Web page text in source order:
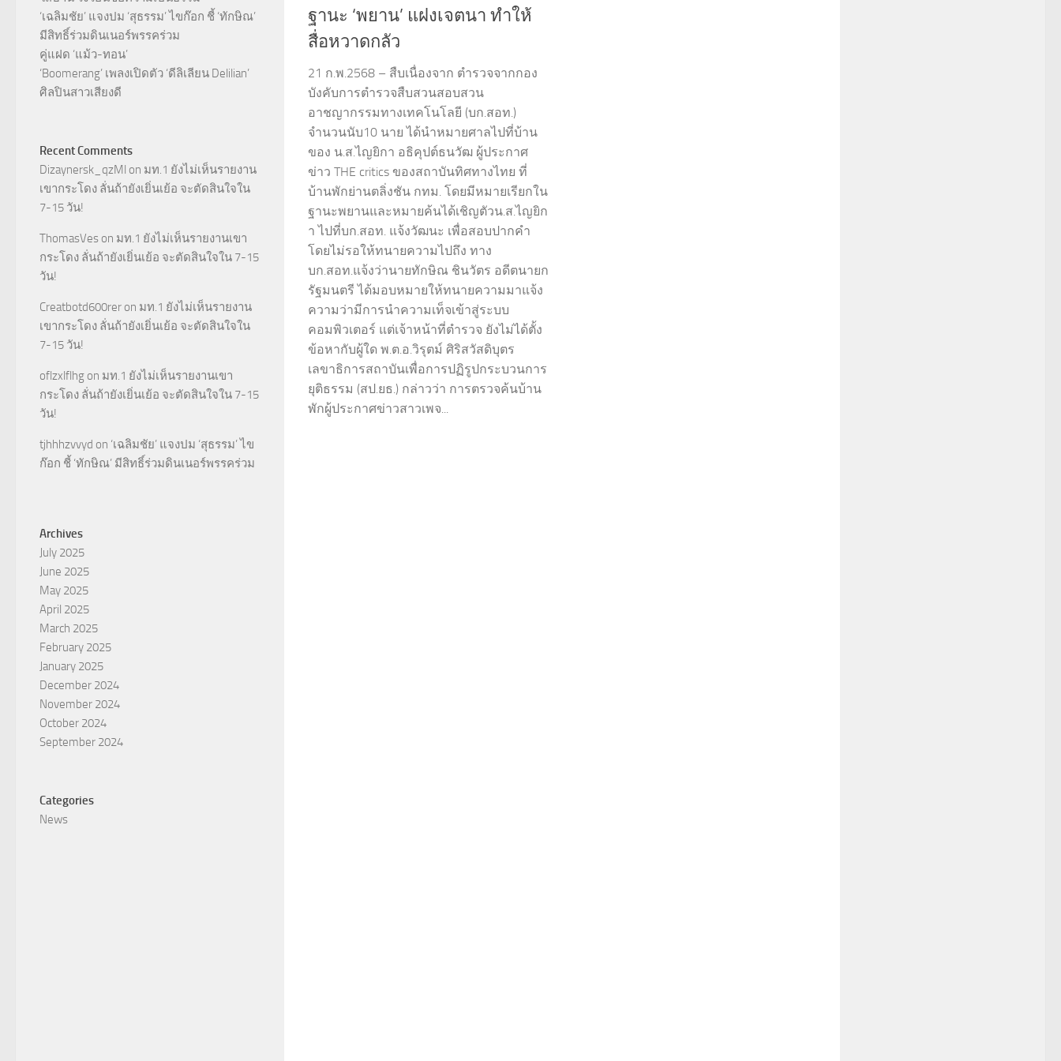
ฐานะ ‘พยาน’ แฝงเจตนา ทำให้
สื่อหวาดกลัว
21 ก.พ.2568 – สืบเนื่องจาก ตำรวจจากกอง
บังคับการตำรวจสืบสวนสอบสวน
อาชญากรรมทางเทคโนโลยี (บก.สอท.)
จำนวนนับ10 นาย ได้นำหมายศาลไปที่บ้าน
ของ น.ส.ไญยิกา อธิคุปต์ธนวัฒ ผู้ประกาศ
ข่าว THE critics ของสถาบันทิศทางไทย ที่
บ้านพักย่านตลิ่งชัน กทม. โดยมีหมายเรียกใน
ฐานะพยานและหมายค้นได้เชิญตัวน.ส.ไญยิก
า ไปที่บก.สอท. แจ้งวัฒนะ เพื่อสอบปากคำ
โดยไม่รอให้ทนายความไปถึง ทาง
บก.สอท.แจ้งว่านายทักษิณ ชินวัตร อดีตนายก
รัฐมนตรี ได้มอบหมายให้ทนายความมาแจ้ง
ความว่ามีการนำความเท็จเข้าสู่ระบบ
คอมพิวเตอร์ แต่เจ้าหน้าที่ตำรวจ ยังไม่ได้ตั้ง
ข้อหากับผู้ใด พ.ต.อ.วิรุตม์ ศิริสวัสดิบุตร
เลขาธิการสถาบันเพื่อการปฏิรูปกระบวนการ
ยุติธรรม (สป.ยธ.) กล่าวว่า การตรวจค้นบ้าน
พักผู้ประกาศข่าวสาวเพจ...
‘เฉลิมชัย’ แจงปม ‘สุธรรม’ ไขก๊อก ชี้ ‘ทักษิณ’
มีสิทธิ์ร่วมดินเนอร์พรรคร่วม
คู่แฝด ‘แม้ว-ทอน’
‘Boomerang’ เพลงเปิดตัว ‘ดีลิเลียน Delilian’
ศิลปินสาวเสียงดี
Recent Comments
Dizaynersk_qzMl on มท.1 ยังไม่เห็นรายงาน
เขากระโดง ลั่นถ้ายังเยิ่นเย้อ จะตัดสินใจใน
7-15 วัน!
ThomasVes on มท.1 ยังไม่เห็นรายงานเขา
กระโดง ลั่นถ้ายังเยิ่นเย้อ จะตัดสินใจใน 7-15
วัน!
Creatbotd600rer on มท.1 ยังไม่เห็นรายงาน
เขากระโดง ลั่นถ้ายังเยิ่นเย้อ จะตัดสินใจใน
7-15 วัน!
oflzxlflhg on มท.1 ยังไม่เห็นรายงานเขา
กระโดง ลั่นถ้ายังเยิ่นเย้อ จะตัดสินใจใน 7-15
วัน!
tjhhhzvvyd on ‘เฉลิมชัย’ แจงปม ‘สุธรรม’ ไข
ก๊อก ชี้ ‘ทักษิณ’ มีสิทธิ์ร่วมดินเนอร์พรรคร่วม
Archives
July 2025
June 2025
May 2025
April 2025
March 2025
February 2025
January 2025
December 2024
November 2024
October 2024
September 2024
Categories
News